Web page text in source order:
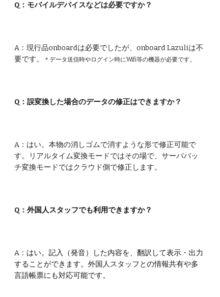
Q： モバイルデバイスなどは必要ですか？
A：現行品onboardは必要でしたが、onboardLazuliは不
要です。
＊データ送信時やログイン時にWifi等の機器が必要です。
Q：誤変換した場合のデータの修正はできますか？
A： はい。本物の消しゴムで消すような形で修正可能で
す。リアルタイム変換モードではその場で、サーババッ
チ変換モードではクラウド側で修正します。
Q：外国人スタッフでも利用できますか？
A： はい。記入（発音）した内容を、翻訳して表示・出力
することができます。外国人スタッフとの情報共有や多
言語帳票にも対応可能です。